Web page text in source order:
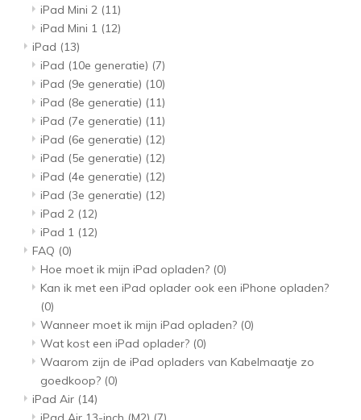
iPad Mini 2 (11)
iPad Mini 1 (12)
iPad (13)
iPad (10e generatie) (7)
iPad (9e generatie) (10)
iPad (8e generatie) (11)
iPad (7e generatie) (11)
iPad (6e generatie) (12)
iPad (5e generatie) (12)
iPad (4e generatie) (12)
iPad (3e generatie) (12)
iPad 2 (12)
iPad 1 (12)
FAQ (0)
Hoe moet ik mijn iPad opladen? (0)
Kan ik met een iPad oplader ook een iPhone opladen?
(0)
Wanneer moet ik mijn iPad opladen? (0)
Wat kost een iPad oplader? (0)
Waarom zijn de iPad opladers van Kabelmaatje zo
goedkoop? (0)
iPad Air (14)